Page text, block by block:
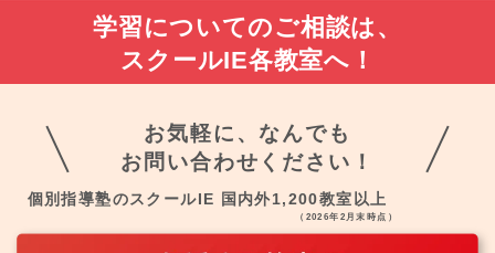
学習についてのご相談は、
スクールIE各教室へ！
お気軽に、なんでも
お問い合わせください！
個別指導塾のスクールIE 国内外1,200教室以上
（2026年2月末時点）